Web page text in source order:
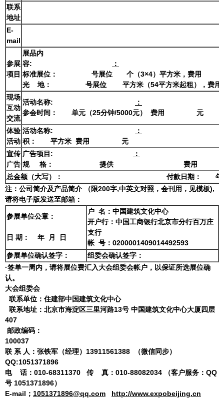
联系
地址
E-
mail
参展
项目
展品内
容:
：
标准展位：
号展位
个（3×4）平方米，费用
光 地：
号展位
平方米（54平方米起租），费用
现场
互动
交流
活动名称:
：
参会时间：
单元（25分钟/5000元） 费用 元
体验
活动
活动名称: ：
积：
平方米 费用
元
宣传
广告
广告项目:
：
规 格：
提供
费用
总金额（大写）：
付款日期：
注：公司简介及产品简介 （限200字,中英文对照，会刊用，见模板),
请将电子版发送至邮箱：
参展单位公章：
日 期： 年 月 日
户 名：中国建筑文化中心
开户行：中国工商银行北京市分行百万庄
支行
帐 号：0200001409014492593
参展单位确认签字：
组委会确认签字：
·签单一周内，请将展位费汇入大会组委会帐户，以保证所选展位确
认。
大会组委会
联系单位：住建部中国建筑文化中心
联系地址：北京市海淀区三里河路13号 中国建筑文化中心大厦四层
407
邮政编码：
100037
联 系 人：张铁军（经理） 13911561388
（微信同步）
QQ:1051371896
电
话： 010-68311370 传 真： 010-88082034 （客户服务：QQ
号 1051371896）
E-mail ； 1051371896@qq.com http://www.expobeijing.cn